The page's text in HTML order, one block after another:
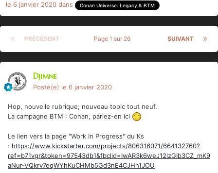
le 6 janvier 2020 dans Conan Universe: Legacy & BTM
PRÉCÉDENT SUIVANT
Page 1 sur 26
Djimne
Posté(e) le 6 janvier 2020
Hop, nouvelle rubrique; nouveau topic tout neuf.
La campagne BTM : Conan, parlez-en ici
Le lien vers la page "Work In Progress" du Ks
: https://www.kickstarter.com/projects/806316071/664132760?
ref=b71vgr&token=97543db1&fbclid=IwAR3k6weJ12lzGIb3CZ_mK9
aNur-VQkrv7eqWYhKuCHMb5Gd3nE4CJHh1JOU